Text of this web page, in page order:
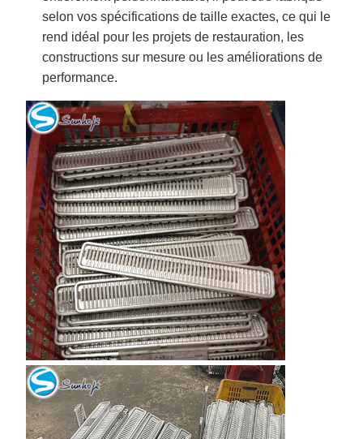
selon vos spécifications de taille exactes, ce qui le
rend idéal pour les projets de restauration, les
constructions sur mesure ou les améliorations de
performance.